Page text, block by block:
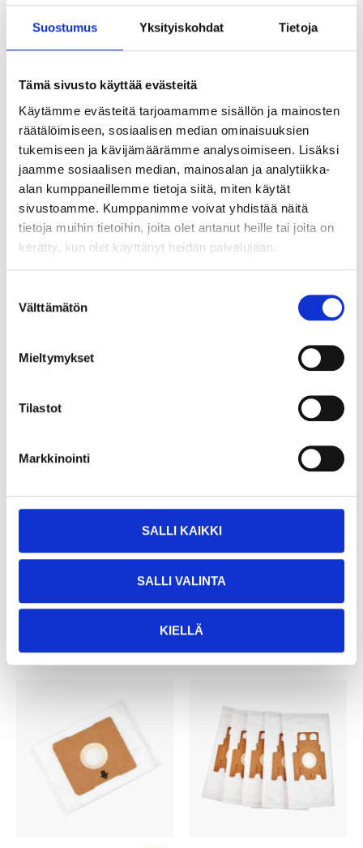
Suostumus Yksityiskohdat Tietoja
Tämä sivusto käyttää evästeitä
Käytämme evästeitä tarjoamamme sisällön ja mainosten
räätälöimiseen, sosiaalisen median ominaisuuksien
tukemiseen ja kävijämäärämme analysoimiseen. Lisäksi
jaamme sosiaalisen median, mainosalan ja analytiikka-
alan kumppaneillemme tietoja siitä, miten käytät
sivustoamme. Kumppanimme voivat yhdistää näitä
tietoja muihin tietoihin, joita olet antanut heille tai joita on
kerätty, kun olet käyttänyt heidän palvelujaan.
valinta
Välttämätön
Mieltymykset
Tilastot
Markkinointi
SALLI KAIKKI
SALLI VALINTA
KIELLÄ
595
Vacuum Cleaner Bags,
5-pack, 16 x 13 cm
11-002
In stock in24 store
Not sold online
Vacuum cleaner bags,
45,5 x 29,5 cm, 3-
pack
18-695
In stock in25 store
Not sold online
In stock in24store
5-pack, 26 x 28 cm
In stock in25store
Not sold online